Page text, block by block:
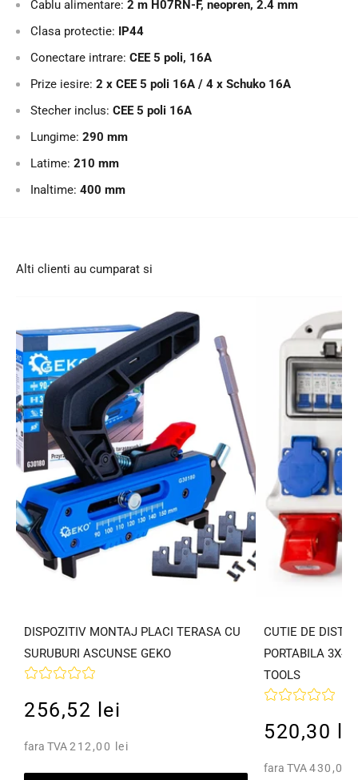
Cablu alimentare: 2 m H07RN-F, neopren, 2.4 mm
Clasa protectie: IP44
Conectare intrare: CEE 5 poli, 16A
Prize iesire: 2 x CEE 5 poli 16A / 4 x Schuko 16A
Stecher inclus: CEE 5 poli 16A
Lungime: 290 mm
Latime: 210 mm
Inaltime: 400 mm
Alti clienti au cumparat si
DISPOZITIV MONTAJ PLACI TERASA CU
SURUBURI ASCUNSE GEKO
256,52 lei
fara TVA212,00 lei
CUTIE DE
PORTABILA
TOOLS
520,30
fara TVA430,00